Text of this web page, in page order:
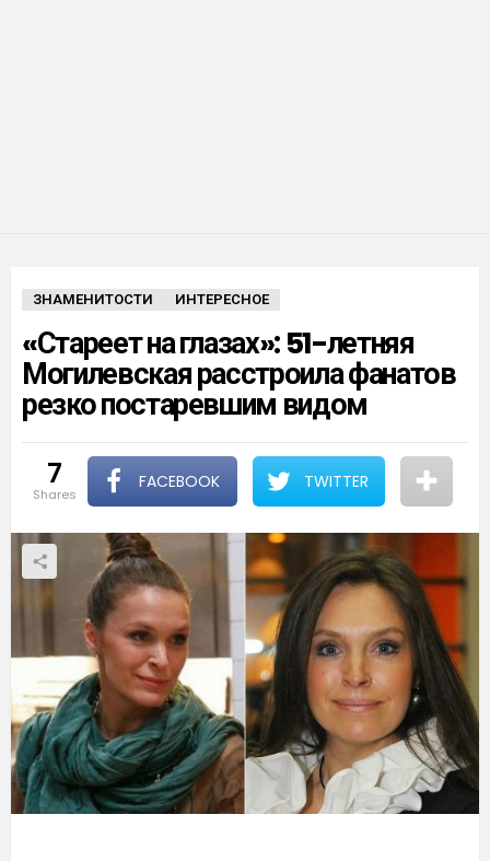
ЗНАМЕНИТОСТИ ИНТЕРЕСНОЕ
«Стареет на глазах»: 51-летняя
Могилевская расстроила фанатов
резко постаревшим видом
7
shares
FACEBOOK TWITTER